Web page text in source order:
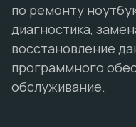
по ремонту
диагностика,
восстановление
программного
обслуживание.